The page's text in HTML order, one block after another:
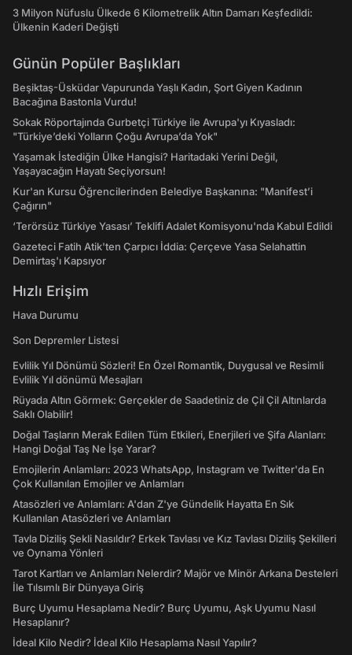
3 Milyon Nüfuslu Ülkede 6 Kilometrelik Altın Damarı Keşfedildi:
Ülkenin Kaderi Değişti
Günün Popüler Başlıkları
Beşiktaş-Üsküdar Vapurunda Yaşlı Kadın, Şort Giyen Kadının
Bacağına Bastonla Vurdu!
Sokak Röportajında Gurbetçi Türkiye ile Avrupa'yı Kıyasladı:
"Türkiye’deki Yolların Çoğu Avrupa’da Yok"
Yaşamak İstediğin Ülke Hangisi? Haritadaki Yerini Değil,
Yaşayacağın Hayatı Seçiyorsun!
Kur'an Kursu Öğrencilerinden Belediye Başkanına: "Manifest’i
Çağırın"
‘Terörsüz Türkiye Yasası’ Teklifi Adalet Komisyonu'nda Kabul Edildi
Gazeteci Fatih Atik'ten Çarpıcı İddia: Çerçeve Yasa Selahattin
Demirtaş'ı Kapsıyor
Hızlı Erişim
Hava Durumu
Son Depremler Listesi
Evlilik Yıl Dönümü Sözleri! En Özel Romantik, Duygusal ve Resimli
Evlilik Yıl dönümü Mesajları
Rüyada Altın Görmek: Gerçekler de Saadetiniz de Çil Çil Altınlarda
Saklı Olabilir!
Doğal Taşların Merak Edilen Tüm Etkileri, Enerjileri ve Şifa Alanları:
Hangi Doğal Taş Ne İşe Yarar?
Emojilerin Anlamları: 2023 WhatsApp, Instagram ve Twitter'da En
Çok Kullanılan Emojiler ve Anlamları
Atasözleri ve Anlamları: A'dan Z'ye Gündelik Hayatta En Sık
Kullanılan Atasözleri ve Anlamları
Tavla Diziliş Şekli Nasıldır? Erkek Tavlası ve Kız Tavlası Diziliş Şekilleri
ve Oynama Yönleri
Tarot Kartları ve Anlamları Nelerdir? Majör ve Minör Arkana Desteleri
İle Tılsımlı Bir Dünyaya Giriş
Burç Uyumu Hesaplama Nedir? Burç Uyumu, Aşk Uyumu Nasıl
Hesaplanır?
İdeal Kilo Nedir? İdeal Kilo Hesaplama Nasıl Yapılır?